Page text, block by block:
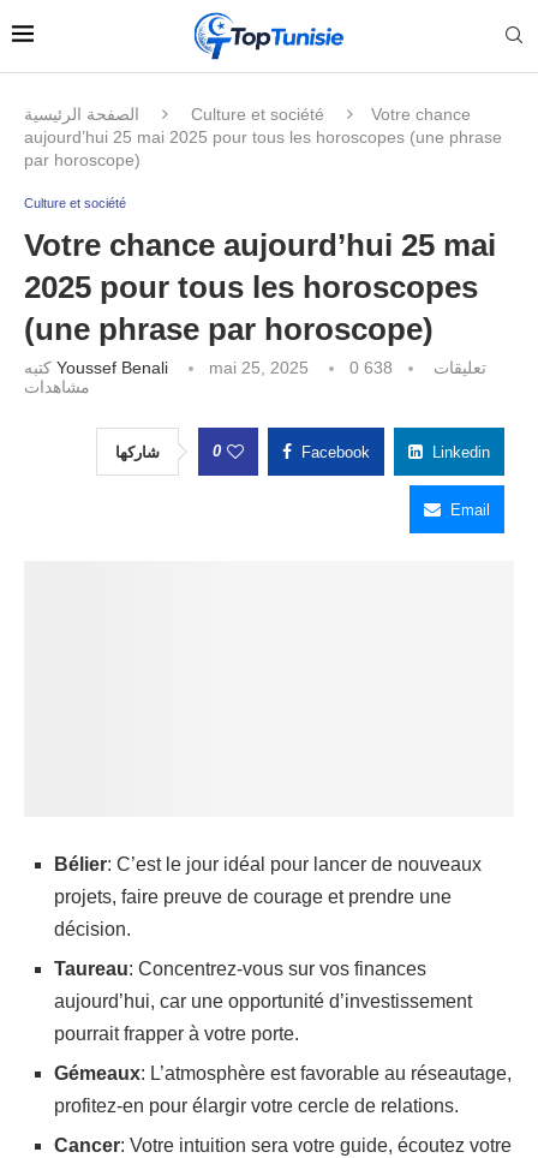
الصفحة الرئيسية Culture et société
Votre chance
aujourd’hui 25 mai 2025 pour tous les horoscopes (une phrase
par horoscope)
Culture et société
Votre chance aujourd’hui 25 mai
2025 pour tous les horoscopes
(une phrase par horoscope)
Youssef Benali mai 25, 2025 0 تعليقات
638
مشاهدات
شاركها 0 Facebook Linkedin
Email
Bélier: C’est le jour idéal pour lancer de nouveaux
projets, faire preuve de courage et prendre une
décision.
Taureau: Concentrez-vous sur vos finances
aujourd’hui, car une opportunité d’investissement
pourrait frapper à votre porte.
Gémeaux: L’atmosphère est favorable au réseautage,
profitez-en pour élargir votre cercle de relations.
Cancer: Votre intuition sera votre guide, écoutez votre